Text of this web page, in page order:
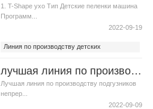
1. T-Shape ухо Тип Детские пеленки машина
Программ...
2022-09-19
Линия по производству детских
лучшая линия по производству подгузников при установке анализа общих проблем
Лучшая линия по производству подгузников
непрер...
2022-09-09